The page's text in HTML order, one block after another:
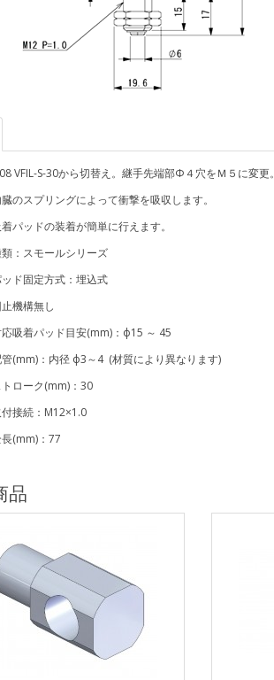
VFIL-S-30から切替え。継手先端部Φ４穴をＭ５に変更。
のスプリングによって衝撃を吸収します。
ドの装着が簡単に行えます。
：スモールシリーズ
固定方式：埋込式
構無し
着パッド目安(mm)：ф15 ～ 45
：内径 ф3～4 (材質により異なります)
ーク(mm)：30
続：M12×1.0
：77
品